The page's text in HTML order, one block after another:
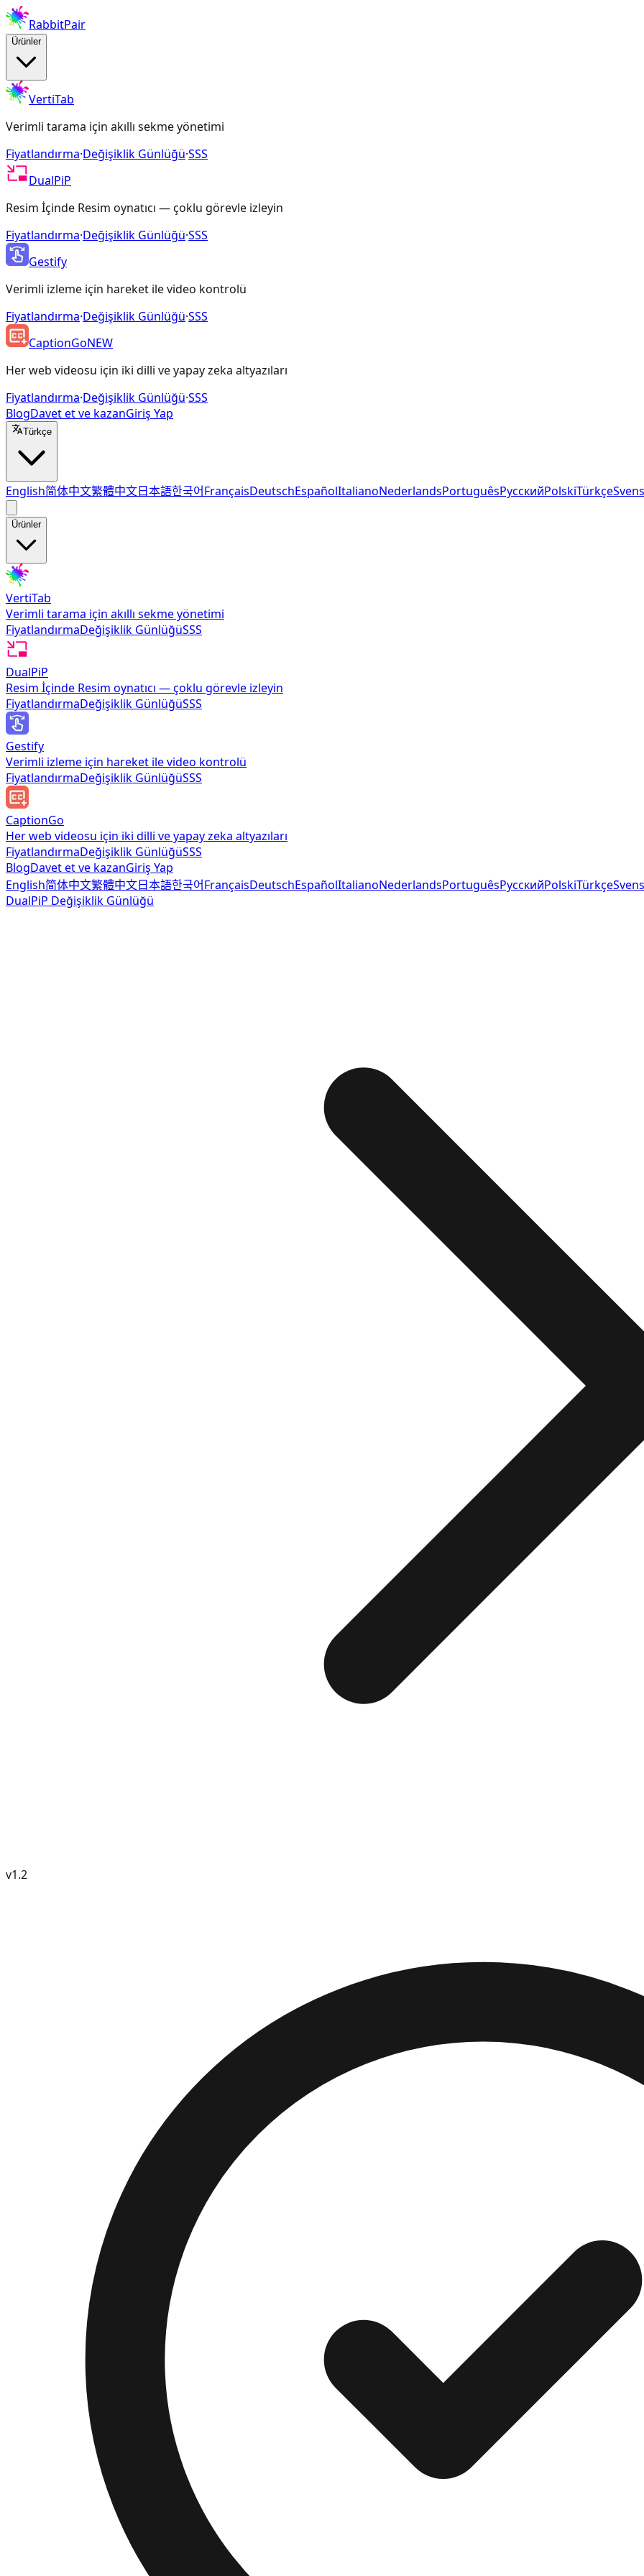
RabbitPair
Ürünler
VertiTab
Verimli tarama için akıllı sekme yönetimi
Fiyatlandırma·Değişiklik Günlüğü·SSS
DualPiP
Resim İçinde Resim oynatıcı — çoklu görevle izleyin
Fiyatlandırma·Değişiklik Günlüğü·SSS
Gestify
Verimli izleme için hareket ile video kontrolü
Fiyatlandırma·Değişiklik Günlüğü·SSS
CaptionGoNEW
Her web videosu için iki dilli ve yapay zeka altyazıları
Fiyatlandırma·Değişiklik Günlüğü·SSS
BlogDavet et ve kazanGiriş Yap
Türkçe
English简体中文繁體中文日本語한국어FrançaisDeutschEspañolItalianoNederlandsPortuguêsРусскийPolskiTürkçe
Ürünler
VertiTab
Verimli tarama için akıllı sekme yönetimi
FiyatlandırmaDeğişiklik GünlüğüSSS
DualPiP
Resim İçinde Resim oynatıcı — çoklu görevle izleyin
FiyatlandırmaDeğişiklik GünlüğüSSS
Gestify
Verimli izleme için hareket ile video kontrolü
FiyatlandırmaDeğişiklik GünlüğüSSS
CaptionGo
Her web videosu için iki dilli ve yapay zeka altyazıları
FiyatlandırmaDeğişiklik GünlüğüSSS
BlogDavet et ve kazanGiriş Yap
English简体中文繁體中文日本語한국어FrançaisDeutschEspañolItalianoNederlandsPortuguêsРусскийPolskiTürkçe
DualPiP Değişiklik Günlüğü
v1.2